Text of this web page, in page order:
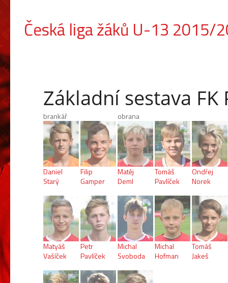
Česká liga žáků U-13 2015/
Základní sestava
brankář
Daniel
Starý
Filip
Gamper
obrana
Matěj
Deml
Tomáš
Pavlíček
Ondřej
Norek
Matyáš
Vašíček
Petr
Pavlíček
Michal
Svoboda
Michal
Hofman
Tomáš
Jakeš